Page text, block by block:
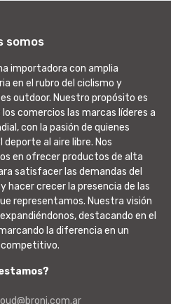
somos
importadora con amplia
en el rubro del ciclismo y
outdoor. Nuestro propósito es
comercios las marcas líderes a
con la pasión de quienes
deporte al aire libre. Nos
en ofrecer productos de alta
satisfacer las demandas del
hacer crecer la presencia de las
representamos. Nuestra visión
destacando en el
la diferencia en un